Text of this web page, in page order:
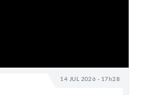
14 JUL 2026 - 17h28